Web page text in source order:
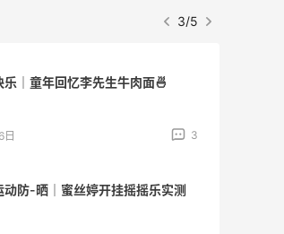
3/5
乐｜童年回忆李先生牛肉面🍜
3
动防-晒｜蜜丝婷开挂摇摇乐实测